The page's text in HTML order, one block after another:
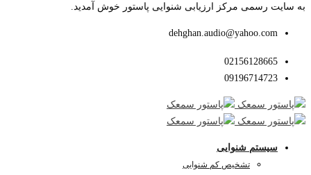
به سایت رسمی مرکز ارزیابی شنوایی پاستور خوش آمدید.
dehghan.audio@yahoo.com
02156128665
09196714723
سیستم شنوایی
تشخیص کم شنوایی